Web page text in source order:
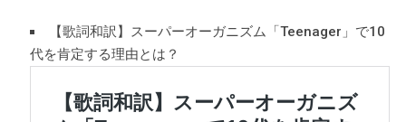
【歌詞和訳】スーパーオーガニズム「Teenager」で10
代を肯定する理由とは？